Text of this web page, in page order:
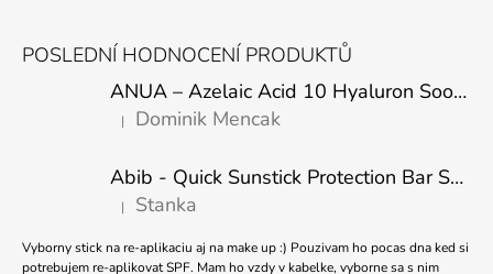
POSLEDNÍ HODNOCENÍ PRODUKTŮ
ANUA – Azelaic Acid 10 Hyaluron Soothing Serum – 30 ml
Hodnocení produktu je 5 z 5 hvězdiček.
| Dominik Mencak
Abib - Quick Sunstick Protection Bar SPF50+ PA++++ 22g
Hodnocení produktu je 5 z 5 hvězdiček.
| Stanka
Vyborny stick na re-aplikaciu aj na make up :) Pouzivam ho pocas dna ked si
potrebujem re-aplikovat SPF. Mam ho vzdy v kabelke, vyborne sa s nim